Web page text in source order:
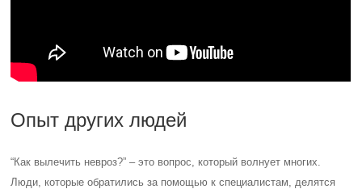
Опыт других людей
“Как вылечить невроз?” – это вопрос, который волнует многих.
Люди, которые обратились за помощью к специалистам, делятся